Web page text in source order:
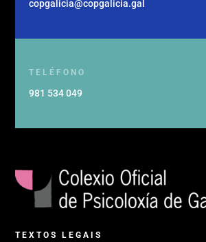
copgalicia@copgalicia.gal
TELÉFONO
981 534 049
TEXTOS LEGAIS